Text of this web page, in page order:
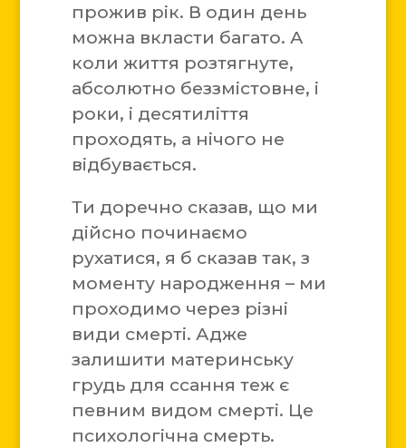
прожив рік. В один день
можна вкласти багато. А
коли життя розтягнуте,
абсолютно беззмістовне, і
роки, і десятиліття
проходять, а нічого не
відбувається.
Ти доречно сказав, що ми
дійсно починаємо
рухатися, я б сказав так, з
моменту народження – ми
проходимо через різні
види смерті. Адже
залишити материнську
грудь для ссання теж є
певним видом смерті. Це
психологічна смерть.